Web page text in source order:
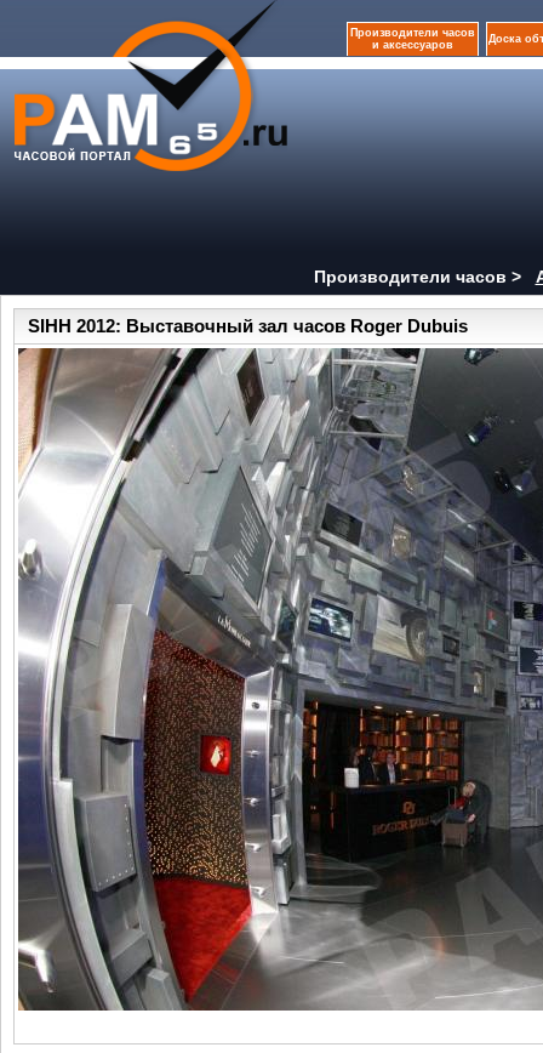
Производители часов
и аксессуаров
Доска
Производители часов >
SIHH 2012: Выставочный зал часов Roger Dubuis